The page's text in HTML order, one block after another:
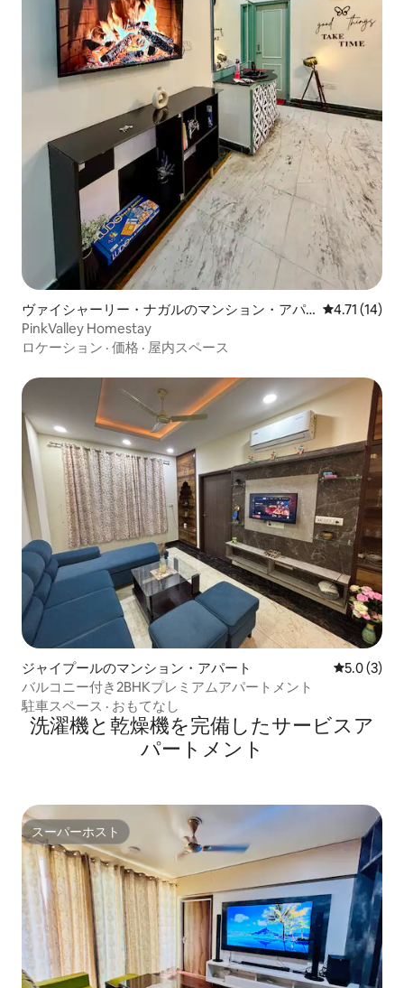
ヴァイシャーリー・ナガルのマンション・アパ
ート
レビュー14
4.71 (14)
PinkValley Homestay
ロケーション · 価格 · 屋内スペース
ジャイプールのマンション・アパート レビュー3
5.0 (3)
バルコニー付き2BHKプレミアムアパートメント
駐車スペース · おもてなし
洗濯機と乾燥機を完備したサービスア
パートメント
スーパーホスト
スーパーホスト